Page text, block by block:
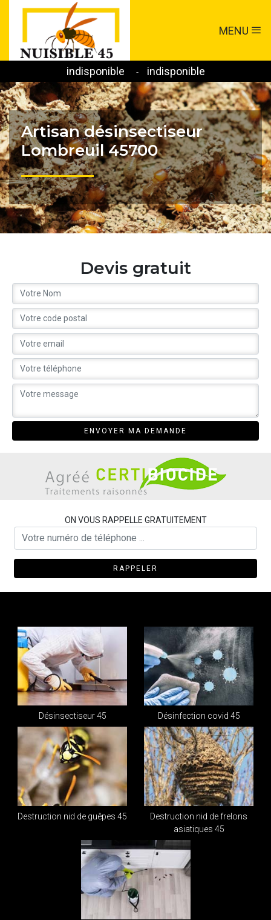
MENU
indisponible - indisponible
Artisan désinsectiseur
Lombreuil 45700
Devis gratuit
ON VOUS RAPPELLE GRATUITEMENT
Désinsectiseur 45 Désinfection covid 45
Destruction nid de guêpes 45
Destruction nid de frelons
asiatiques 45